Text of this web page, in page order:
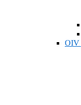
OIV